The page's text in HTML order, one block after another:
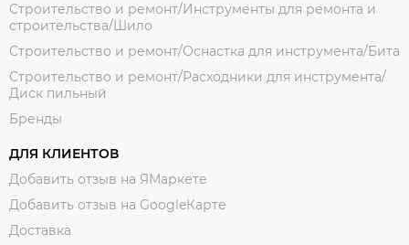
Строительство и ремонт/Инструменты для ремонта и
строительства/Шило
Строительство и ремонт/Оснастка для инструмента/Бита
Строительство и ремонт/Расходники для инструмента/
Диск пильный
Бренды
ДЛЯ КЛИЕНТОВ
Добавить отзыв на ЯМаркете
Добавить отзыв на GoogleКарте
Доставка